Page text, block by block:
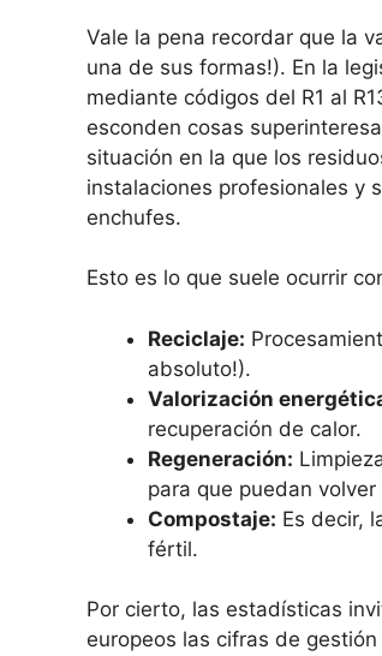
Vale la pena recordar que la
una de sus formas!). En la
mediante códigos del R1 al
esconden cosas
situación en la que los
instalaciones profesionales y
enchufes.
Esto es lo que suele ocurrir
Reciclaje:
absoluto!).
Valorización
recuperación de calor.
Regeneración:
para que puedan
Compostaje: Es decir,
fértil.
Por cierto, las estadísticas
europeos las cifras de